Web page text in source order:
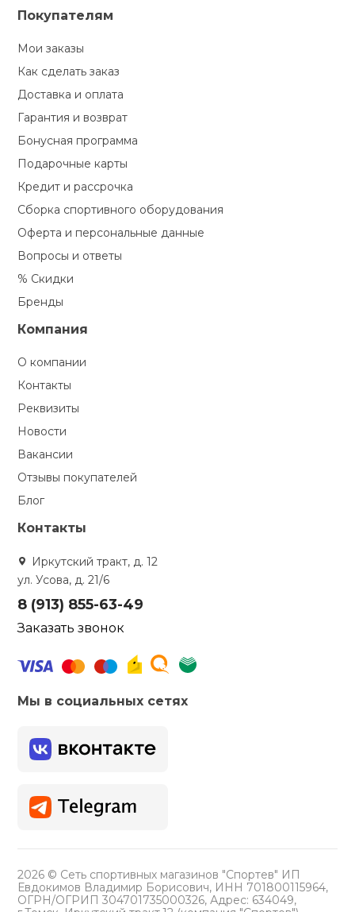
Покупателям
Мои заказы
Как сделать заказ
Доставка и оплата
Гарантия и возврат
Бонусная программа
Подарочные карты
Кредит и рассрочка
Сборка спортивного оборудования
Оферта и персональные данные
Вопросы и ответы
% Скидки
Бренды
Компания
О компании
Контакты
Реквизиты
Новости
Вакансии
Отзывы покупателей
Блог
Контакты
Иркутский тракт, д. 12
ул. Усова, д. 21/6
8 (913) 855-63-49
Заказать звонок
Мы в социальных сетях
2026 © Сеть спортивных магазинов "Спортев" ИП
Евдокимов Владимир Борисович, ИНН 701800115964,
ОГРН/ОГРИП 304701735000326, Адрес: 634049,